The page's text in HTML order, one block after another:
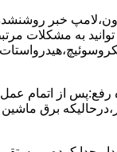
ﺧﺒﺮ
ﺑﻌﺪی اﻧﺠﺎم نمیشود.۱٫ ﻫﯿﺪرواﺳﺘﺎت
ﺑﺎﺷﺪ.ﺑه وسیله